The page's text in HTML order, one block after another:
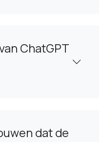
ChatGPT
dat de